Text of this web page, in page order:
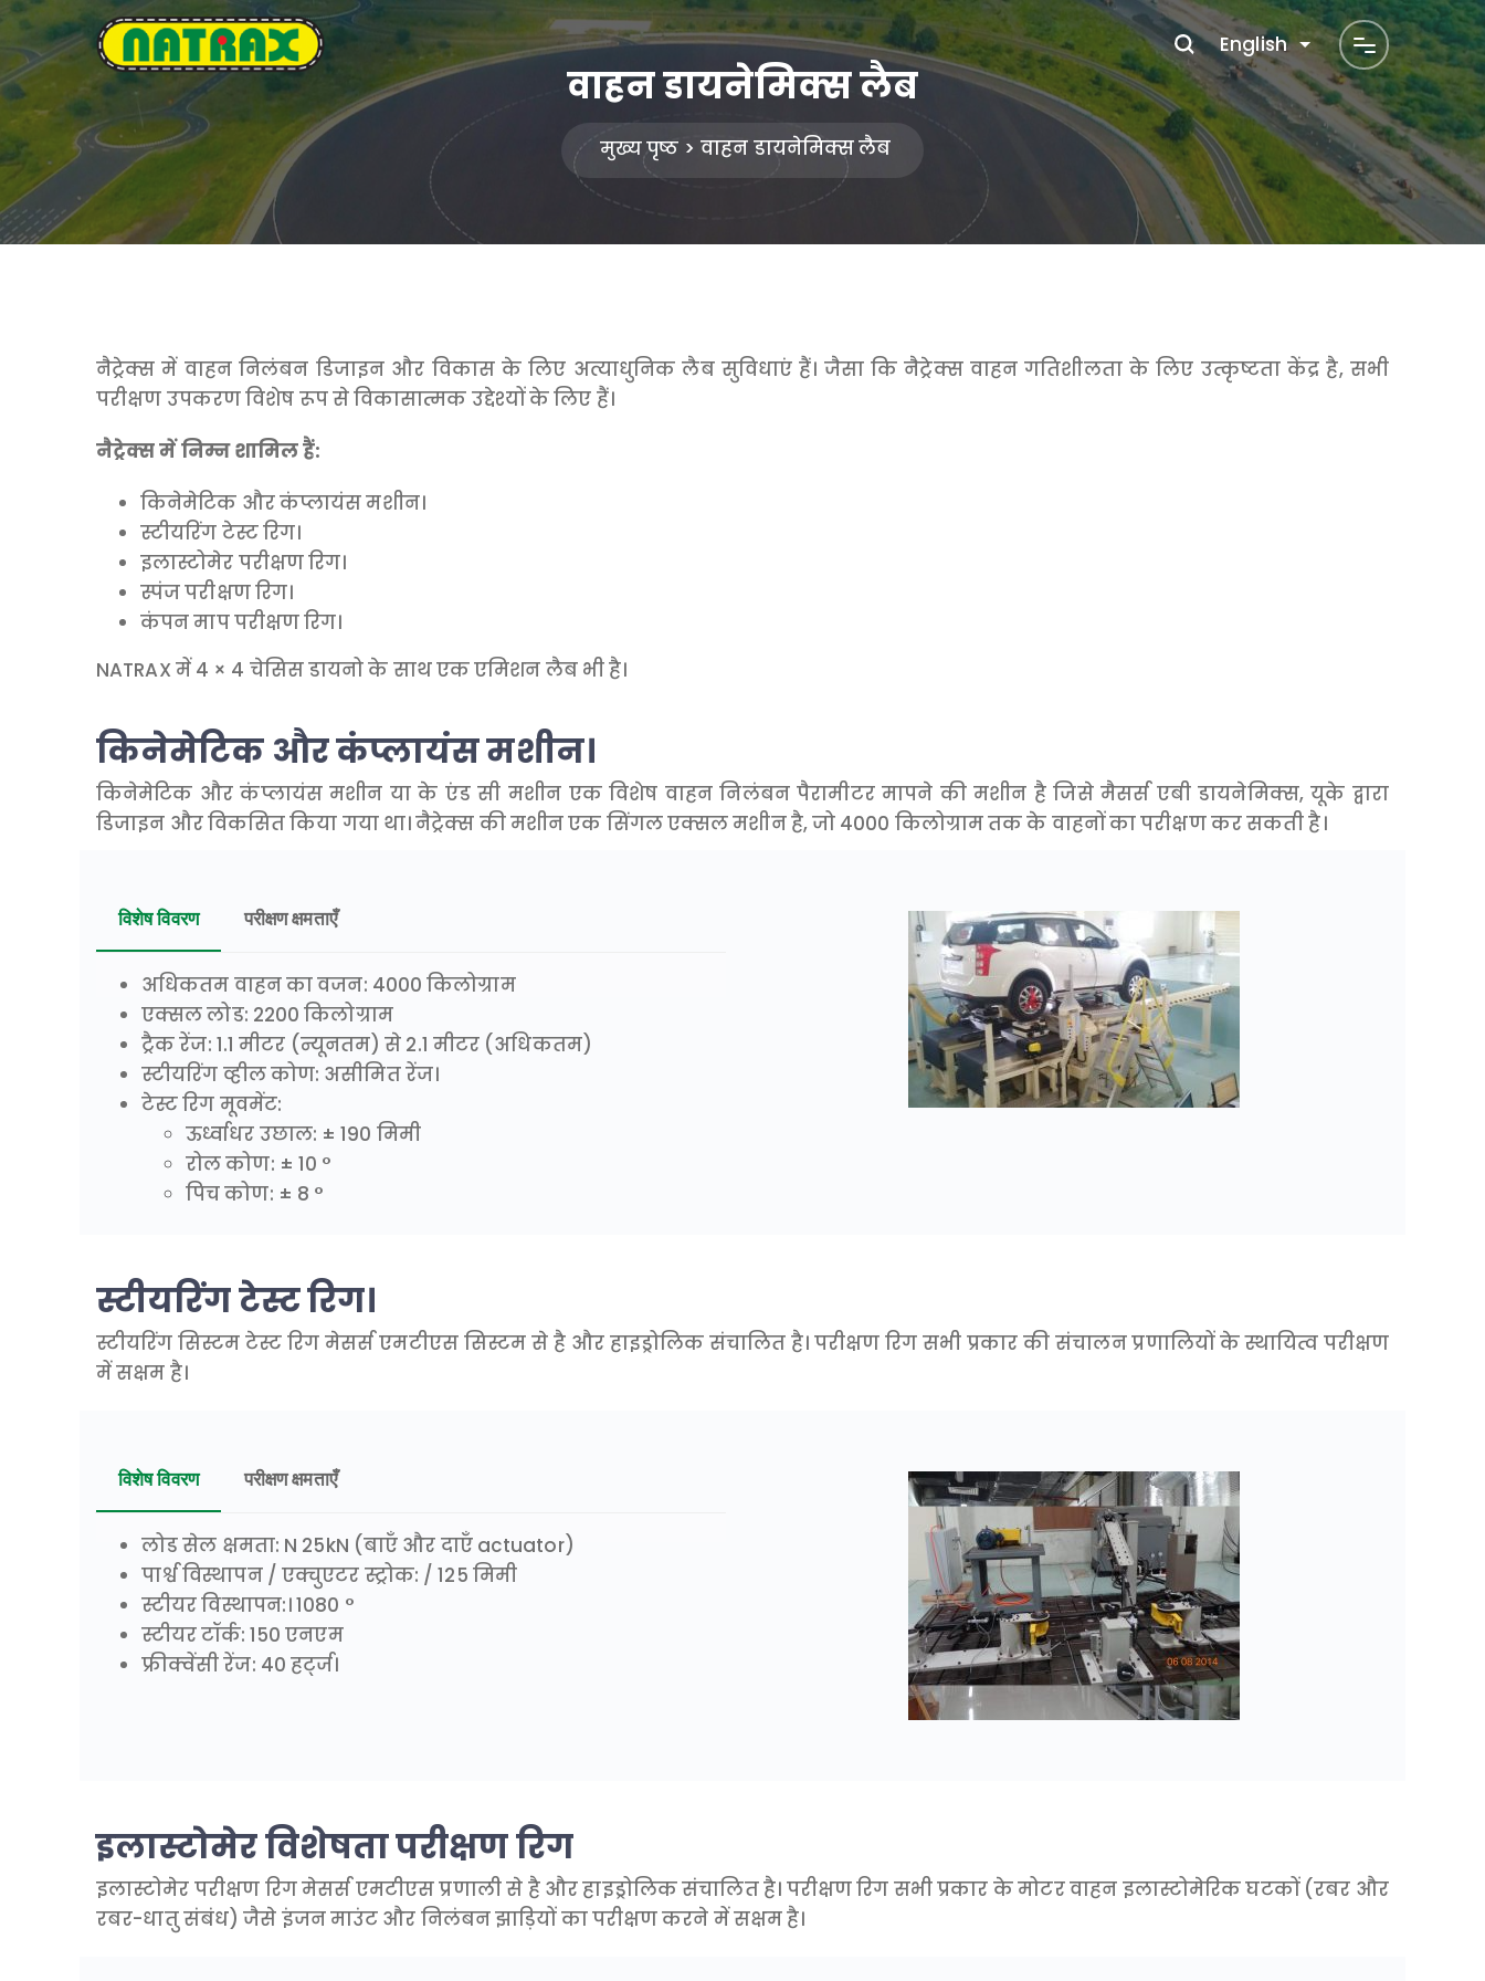
English
वाहन डायनेमिक्स लैब
मुख्य पृष्ठ वाहन डायनेमिक्स लैब
नैट्रेक्स में वाहन निलंबन डिजाइन और विकास के लिए अत्याधुनिक लैब सुविधाएं हैं। जैसा कि नैट्रेक्स वाहन गतिशीलता के लिए उत्कृष्टता केंद्र है, सभी
परीक्षण उपकरण विशेष रूप से विकासात्मक उद्देश्यों के लिए हैं।
नैट्रेक्स में निम्न शामिल हैं:
किनेमेटिक और कंप्लायंस मशीन।
स्टीयरिंग टेस्ट रिग।
इलास्टोमेर परीक्षण रिग।
स्पंज परीक्षण रिग।
कंपन माप परीक्षण रिग।
NATRAX में 4 × 4 चेसिस डायनो के साथ एक एमिशन लैब भी है।
किनेमेटिक और कंप्लायंस मशीन।
किनेमेटिक और कंप्लायंस मशीन या के एंड सी मशीन एक विशेष वाहन निलंबन पैरामीटर मापने की मशीन है जिसे मैसर्स एबी डायनेमिक्स, यूके द्वारा
डिजाइन और विकसित किया गया था। नैट्रेक्स की मशीन एक सिंगल एक्सल मशीन है, जो 4000 किलोग्राम तक के वाहनों का परीक्षण कर सकती है।
विशेष विवरण परीक्षण क्षमताएँ
अधिकतम वाहन का वजन: 4000 किलोग्राम
एक्सल लोड: 2200 किलोग्राम
ट्रैक रेंज: 1.1 मीटर (न्यूनतम) से 2.1 मीटर (अधिकतम)
स्टीयरिंग व्हील कोण: असीमित रेंज।
टेस्ट रिग मूवमेंट:
ऊर्ध्वाधर उछाल: ± 190 मिमी
रोल कोण: ± 10 °
पिच कोण: ± 8 °
स्टीयरिंग टेस्ट रिग।
स्टीयरिंग सिस्टम टेस्ट रिग मेसर्स एमटीएस सिस्टम से है और हाइड्रोलिक संचालित है। परीक्षण रिग सभी प्रकार की संचालन प्रणालियों के स्थायित्व परीक्षण
में सक्षम है।
विशेष विवरण परीक्षण क्षमताएँ
लोड सेल क्षमता: N 25kN (बाएँ और दाएँ actuator)
पार्श्व विस्थापन / एक्चुएटर स्ट्रोक: / 125 मिमी
स्टीयर विस्थापन:। 1080 °
स्टीयर टॉर्क: 150 एनएम
फ्रीक्वेंसी रेंज: 40 हर्ट्ज।
इलास्टोमेर विशेषता परीक्षण रिग
इलास्टोमेर परीक्षण रिग मेसर्स एमटीएस प्रणाली से है और हाइड्रोलिक संचालित है। परीक्षण रिग सभी प्रकार के मोटर वाहन इलास्टोमेरिक घटकों (रबर और
रबर-धातु संबंध) जैसे इंजन माउंट और निलंबन झाड़ियों का परीक्षण करने में सक्षम है।